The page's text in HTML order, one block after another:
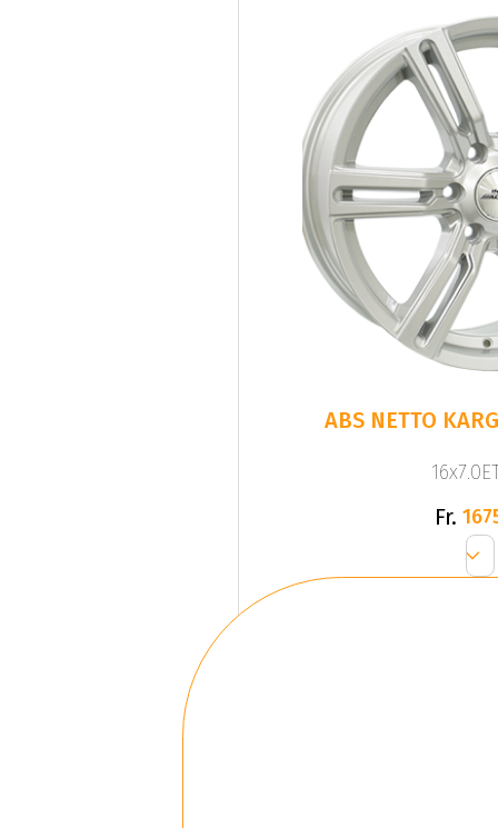
ABS NETTO
Fr.